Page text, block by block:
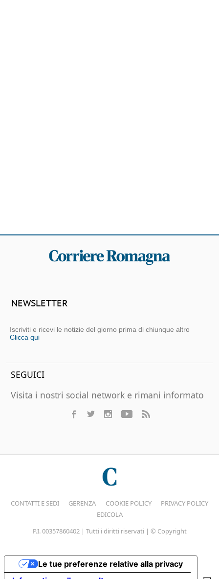
NEWSLETTER
Iscriviti e ricevi le notizie del giorno prima di chiunque altro
Clicca qui
SEGUICI
Visita i nostri social network e rimani informato
CONTATTI E SEDI GERENZA COOKIE POLICY
PRIVACY POLICY
EDICOLA
P.I. 00357860402 | Tutti i diritti riservati | © Copyright
Le tue preferenze relative alla privacy